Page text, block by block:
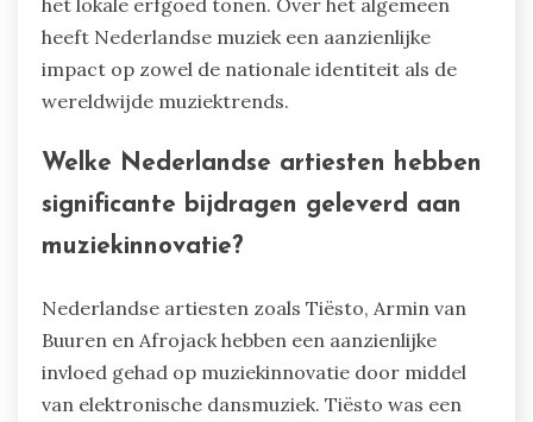
het lokale erfgoed tonen. Over het algemeen
heeft Nederlandse muziek een aanzienlijke
impact op zowel de nationale identiteit als de
wereldwijde muziektrends.
Welke Nederlandse artiesten hebben
significante bijdragen geleverd aan
muziekinnovatie?
Nederlandse artiesten zoals Tiësto, Armin van
Buuren en Afrojack hebben een aanzienlijke
invloed gehad op muziekinnovatie door middel
van elektronische dansmuziek. Tiësto was een